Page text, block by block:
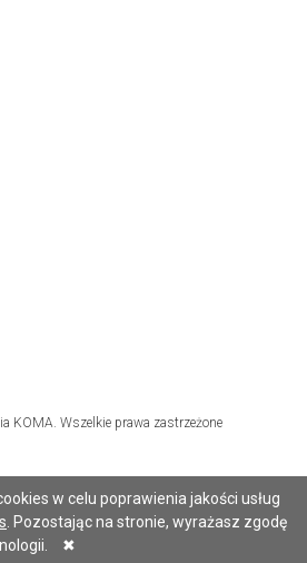
w celu poprawienia jakości usług
. Pozostając na stronie, wyrażasz zgodę
✖
KOMA. Wszelkie prawa zastrzeżone